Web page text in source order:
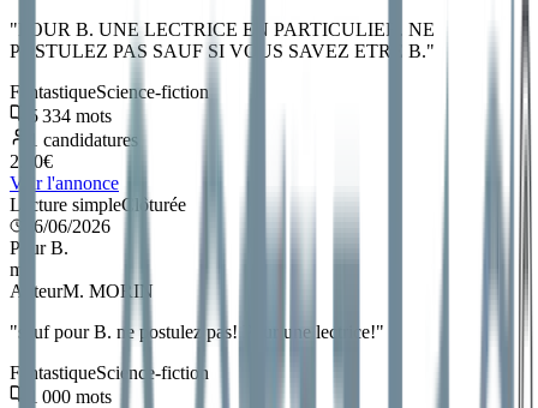
"POUR B. UNE LECTRICE EN PARTICULIER. NE
POSTULEZ PAS SAUF SI VOUS SAVEZ ETRE B."
FantastiqueScience-fiction
5 334 mots
candidatures
2.50€
Voir l'annonce
Lecture simpleClôturée
26/06/2026
Pour B.
m
AuteurM. MORIN
"sauf pour B. ne postulez pas! Pour une lectrice!"
FantastiqueScience-fiction
1 000 mots